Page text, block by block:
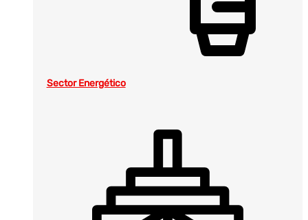
Sector Energético